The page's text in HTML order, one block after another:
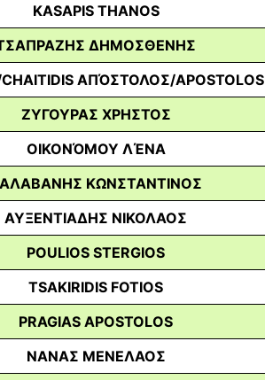
KASAPIS THANOS
ΔΗΜΟΣΘΕΝΗΣ
ΑΠΌΣΤΟΛΟΣ/APOSTOLOS
ΖΥΓΟΥΡΑΣ ΧΡΗΣΤΟΣ
ΟΙΚΟΝΌΜΟΥ ΛΈΝΑ
ΚΩΝΣΤΑΝΤΙΝΟΣ
ΑΥΞΕΝΤΙΑΔΗΣ ΝΙΚΟΛΑΟΣ
POULIOS STERGIOS
TSAKIRIDIS FOTIOS
PRAGIAS APOSTOLOS
ΝΑΝΑΣ ΜΕΝΕΛΑΟΣ